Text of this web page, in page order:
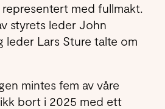
med fullmakt.
styrets leder John
leder Lars Sture talte om
mintes fem av våre
bort i 2025 med ett